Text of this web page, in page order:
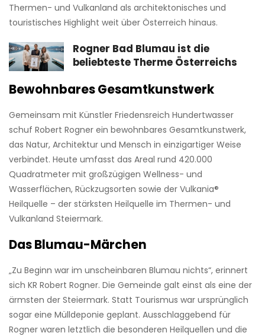
Thermen- und Vulkanland als architektonisches und
touristisches Highlight weit über Österreich hinaus.
Rogner Bad Blumau ist die
beliebteste Therme Österreichs
Bewohnbares Gesamtkunstwerk
Gemeinsam mit Künstler Friedensreich Hundertwasser
schuf Robert Rogner ein bewohnbares Gesamtkunstwerk,
das Natur, Architektur und Mensch in einzigartiger Weise
verbindet. Heute umfasst das Areal rund 420.000
Quadratmeter mit großzügigen Wellness- und
Wasserflächen, Rückzugsorten sowie der Vulkania®
Heilquelle – der stärksten Heilquelle im Thermen- und
Vulkanland Steiermark.
Das Blumau-Märchen
„Zu Beginn war im unscheinbaren Blumau nichts“, erinnert
sich KR Robert Rogner. Die Gemeinde galt einst als eine der
ärmsten der Steiermark. Statt Tourismus war ursprünglich
sogar eine Mülldeponie geplant. Ausschlaggebend für
Rogner waren letztlich die besonderen Heilquellen und die